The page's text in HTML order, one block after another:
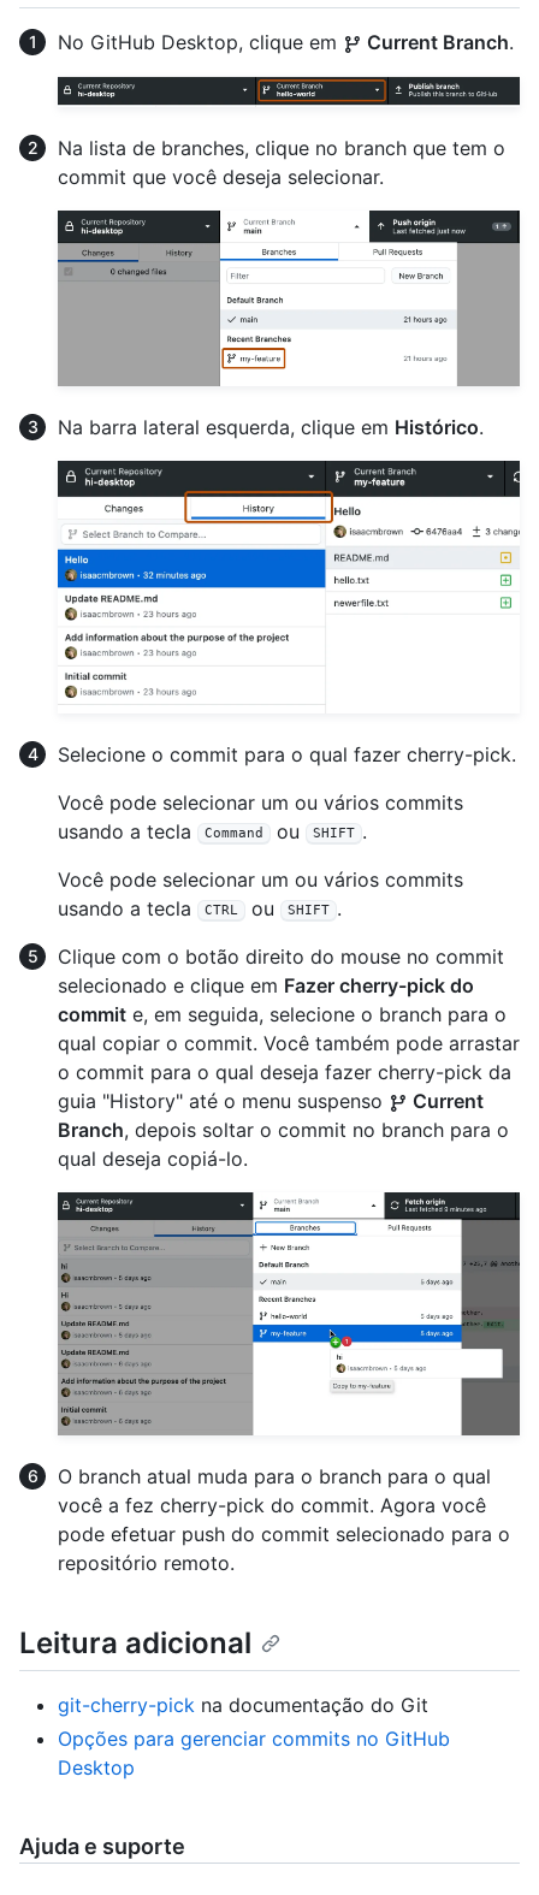
No GitHub Desktop, clique em Current Branch.
Na lista de branches, clique no branch que tem o
commit que você deseja selecionar.
Na barra lateral esquerda, clique em Histórico.
Selecione o commit para o qual fazer cherry-pick.
Você pode selecionar um ou vários commits
usando a tecla
Command ou SHIFT .
Você pode selecionar um ou vários commits
usando a tecla
CTRL ou SHIFT .
Clique com o botão direito do mouse no commit
selecionado e clique em Fazer cherry-pick do
commit e, em seguida, selecione o branch para o
qual copiar o commit. Você também pode arrastar
o commit para o qual deseja fazer cherry-pick da
guia "History" até o menu suspenso
Current
Branch, depois soltar o commit no branch para o
qual deseja copiá-lo.
O branch atual muda para o branch para o qual
você a fez cherry-pick do commit. Agora você
pode efetuar push do commit selecionado para o
repositório remoto.
Leitura adicional
git-cherry-pick na documentação do Git
Opções para gerenciar commits no GitHub
Desktop
Ajuda e suporte